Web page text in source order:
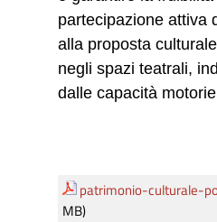
partecipazione attiva
alla proposta
negli spazi teatrali,
dalle capacità
patrimonio-culturale-
MB)